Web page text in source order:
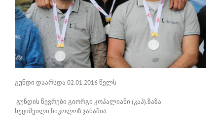
გუნდი დაარსდა 02.01.2016 წელს
გუნდის წევრები გიორგი კოპალიანი (კაპ).ზაზა
ხუციშვილი.ნიკოლოზ ჯანაშია.